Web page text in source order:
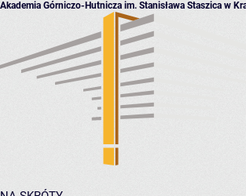
Akademia Górniczo-Hutnicza im. Stanisława Staszica w